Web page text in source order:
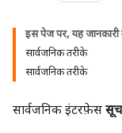
इस पेज पर, यह जानकारी
सार्वजनिक तरीके
सार्वजनिक तरीके
सार्वजनिक इंटरफ़ेस